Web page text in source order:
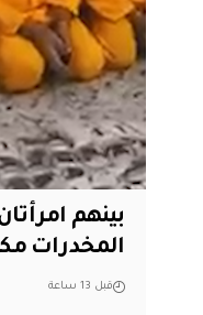
بينهم
المخدرات مكونة من 19
قبل 13 ساعة